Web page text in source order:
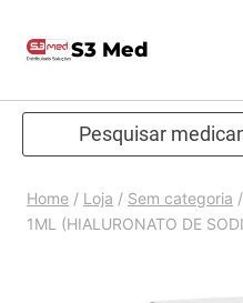
para
Conteúdo
S3 Med
Pesquisar
Home / Loja / Sem categoria /
1ML (HIALURONATO DE